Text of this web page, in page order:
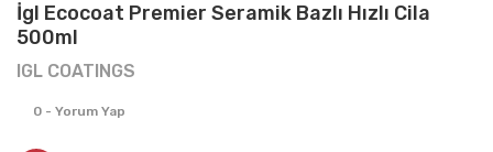
İgl Ecocoat Premier Seramik Bazlı Hızlı Cila
500ml
IGL COATINGS
0 - Yorum Yap